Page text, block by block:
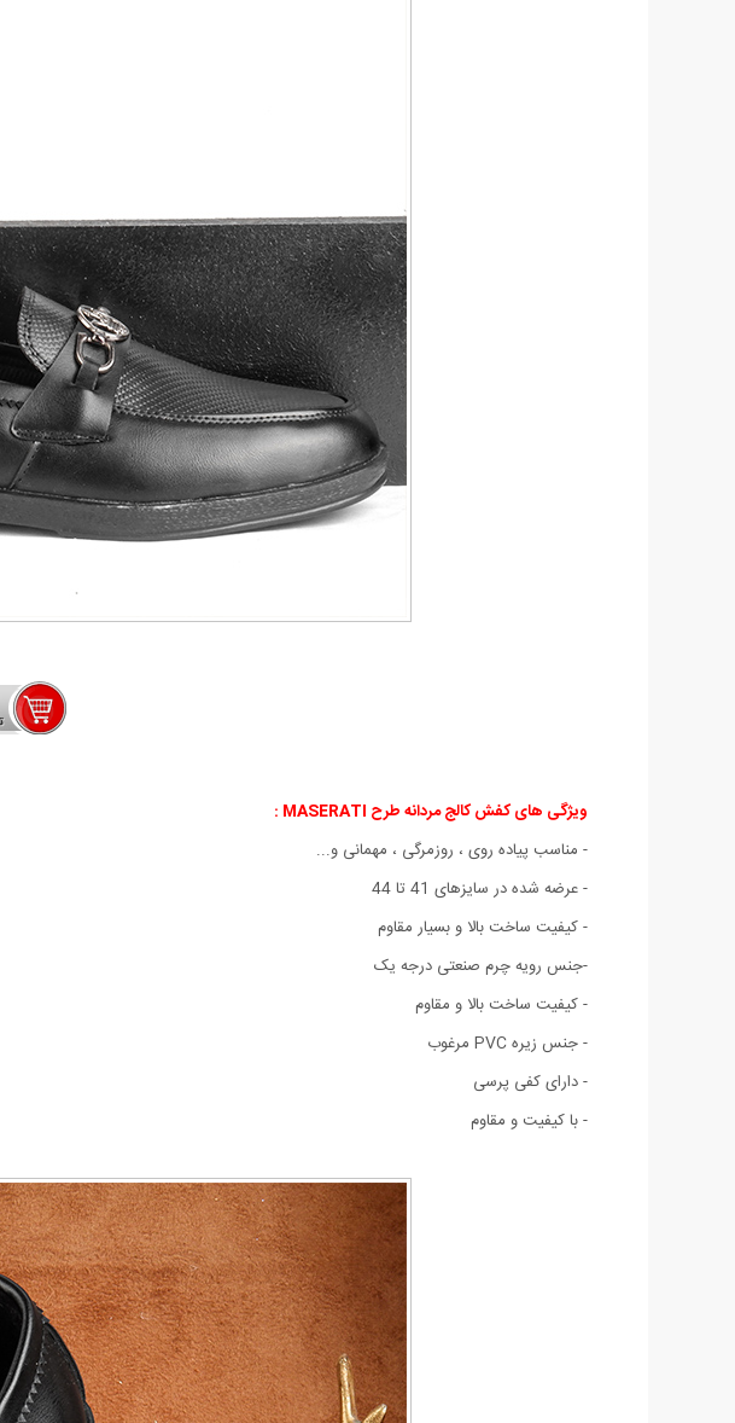
ویژگی های کفش کالج مردانه طرح MASERATI :
- مناسب پیاده روی ، روزمرگی ، مهمانی و...
- عرضه شده در سایزهای 41 تا 44
- کیفیت ساخت بالا و بسیار مقاوم
-جنس رویه چرم صنعتی درجه یک
- کیفیت ساخت بالا و مقاوم
- جنس زیره PVC مرغوب
- دارای کفی پرسی
- با کیفیت و مقاوم